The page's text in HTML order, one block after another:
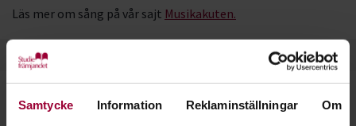
Samtycke Information Reklaminställningar Om
Läs mer om sång på vår sajt Musikakuten.
Starta en studiecirkel!